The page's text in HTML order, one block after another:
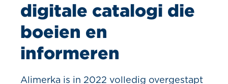
digitale catalogi die
boeien en
informeren
Alimerka is in 2022 volledig overgestapt